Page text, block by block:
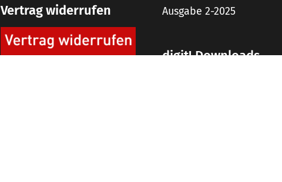
Vertrag widerrufen
Ausgabe 2-2025
digit! Downloads